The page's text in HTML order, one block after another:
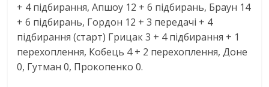
+ 4 підбирання, Апшоу 12 + 6 підбирань, Браун 14
+ 6 підбирань, Гордон 12 + 3 передачі + 4
підбирання (старт) Грицак 3 + 4 підбирання + 1
перехоплення, Кобець 4 + 2 перехоплення, Доне
0, Гутман 0, Прокопенко 0.